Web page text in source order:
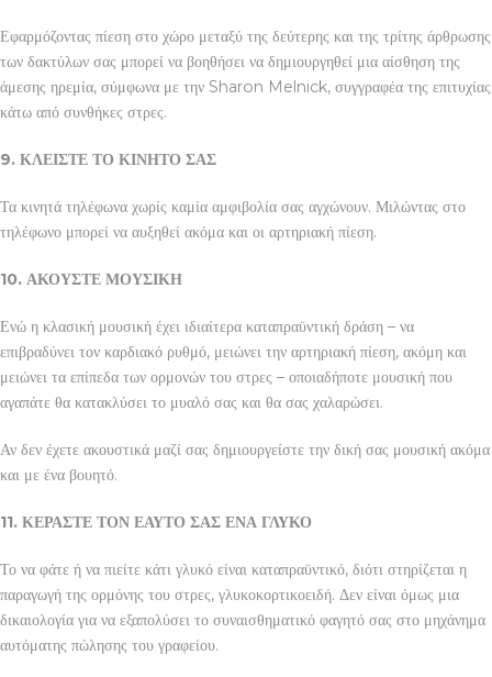
Εφαρμόζοντας πίεση στο χώρο μεταξύ της δεύτερης και της τρίτης άρθρωσης
των δακτύλων σας μπορεί να βοηθήσει να δημιουργηθεί μια αίσθηση της
άμεσης ηρεμία, σύμφωνα με την Sharon Melnick, συγγραφέα της επιτυχίας
κάτω από συνθήκες στρες.
9. ΚΛΕΙΣΤΕ ΤΟ ΚΙΝΗΤΟ ΣΑΣ
Τα κινητά τηλέφωνα χωρίς καμία αμφιβολία σας αγχώνουν. Μιλώντας στο
τηλέφωνο μπορεί να αυξηθεί ακόμα και οι αρτηριακή πίεση.
10. ΑΚΟΥΣΤΕ ΜΟΥΣΙΚΗ
Ενώ η κλασική μουσική έχει ιδιαίτερα καταπραϋντική δράση – να
επιβραδύνει τον καρδιακό ρυθμό, μειώνει την αρτηριακή πίεση, ακόμη και
μειώνει τα επίπεδα των ορμονών του στρες – οποιαδήποτε μουσική που
αγαπάτε θα κατακλύσει το μυαλό σας και θα σας χαλαρώσει.
Αν δεν έχετε ακουστικά μαζί σας δημιουργείστε την δική σας μουσική ακόμα
και με ένα βουητό.
11. ΚΕΡΑΣΤΕ ΤΟΝ ΕΑΥΤΟ ΣΑΣ ΕΝΑ ΓΛΥΚΟ
Το να φάτε ή να πιείτε κάτι γλυκό είναι καταπραϋντικό, διότι στηρίζεται η
παραγωγή της ορμόνης του στρες, γλυκοκορτικοειδή. Δεν είναι όμως μια
δικαιολογία για να εξαπολύσει το συναισθηματικό φαγητό σας στο μηχάνημα
αυτόματης πώλησης του γραφείου.